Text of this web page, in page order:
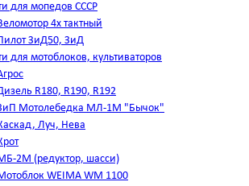
для мопедов СССР
4х тактный
ЗиД50, ЗиД
для мотоблоков, культиваторов
R180, R190, R192
Мотолебедка МЛ-1М "Бычок"
Луч, Нева
2М (редуктор, шасси)
WEIMA WM 1100